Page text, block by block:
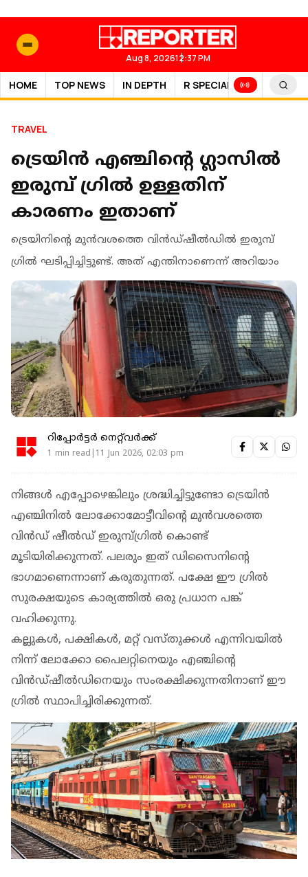
Aug 8, 202612:37 PM
HOME TOP NEWS IN DEPTH R SPECIAL SPORTS
TRAVEL
ട്രെയിന്‍ എഞ്ചിന്റെ ഗ്ലാസില്‍
ഇരുമ്പ് ഗ്രില്‍ ഉള്ളതിന്
കാരണം ഇതാണ്
ട്രെയിനിന്റെ മുന്‍വശത്തെ വിന്‍ഡ്ഷീല്‍ഡില്‍ ഇരുമ്പ്
ഗ്രില്‍ ഘടിപ്പിച്ചിട്ടുണ്ട്. അത് എന്തിനാണെന്ന് അറിയാം
റിപ്പോർട്ടർ നെറ്റ്‌വര്‍ക്ക്‌
1 min read|11 Jun 2026, 02:03 pm
നിങ്ങള്‍ എപ്പോഴെങ്കിലും ശ്രദ്ധിച്ചിട്ടുണ്ടോ ട്രെയിന്‍
എഞ്ചിനില്‍ ലോക്കോമോട്ടീവിന്റെ മുന്‍വശത്തെ
വിന്‍ഡ് ഷീല്‍ഡ് ഇരുമ്പ്ഗ്രില്‍ കൊണ്ട്
മൂടിയിരിക്കുന്നത്. പലരും ഇത് ഡിസൈനിന്റെ
ഭാഗമാണെന്നാണ് കരുതുന്നത്. പക്ഷേ ഈ ഗ്രില്‍
സുരക്ഷയുടെ കാര്യത്തില്‍ ഒരു പ്രധാന പങ്ക്
വഹിക്കുന്നു.
കല്ലുകള്‍, പക്ഷികള്‍, മറ്റ് വസ്തുക്കള്‍ എന്നിവയില്‍
നിന്ന് ലോക്കോ പൈലറ്റിനെയും എഞ്ചിന്റെ
വിന്‍ഡ്ഷീല്‍ഡിനെയും സംരക്ഷിക്കുന്നതിനാണ് ഈ
ഗ്രില്‍ സ്ഥാപിച്ചിരിക്കുന്നത്.